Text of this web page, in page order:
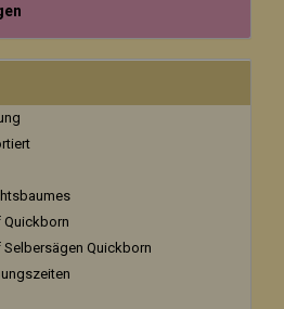
Quickborn
Quickborn